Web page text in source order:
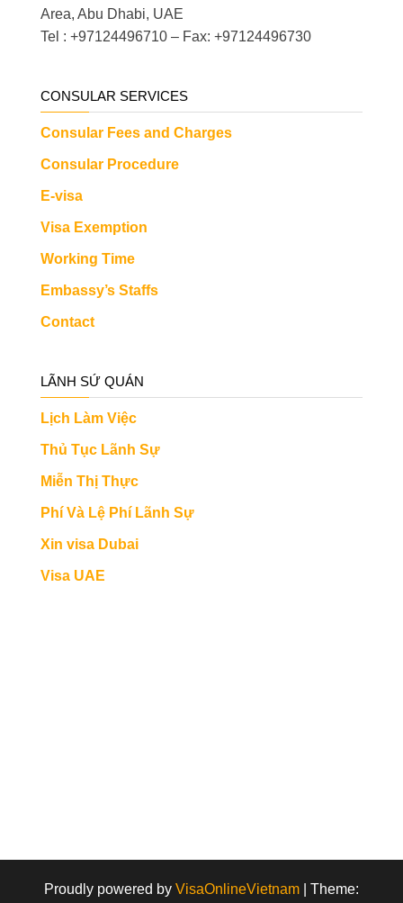
Area, Abu Dhabi, UAE
Tel : +97124496710 – Fax: +97124496730
CONSULAR SERVICES
Consular Fees and Charges
Consular Procedure
E-visa
Visa Exemption
Working Time
Embassy’s Staffs
Contact
LÃNH SỨ QUÁN
Lịch Làm Việc
Thủ Tục Lãnh Sự
Miễn Thị Thực
Phí Và Lệ Phí Lãnh Sự
Xin visa Dubai
Visa UAE
Proudly powered by VisaOnlineVietnam Theme: